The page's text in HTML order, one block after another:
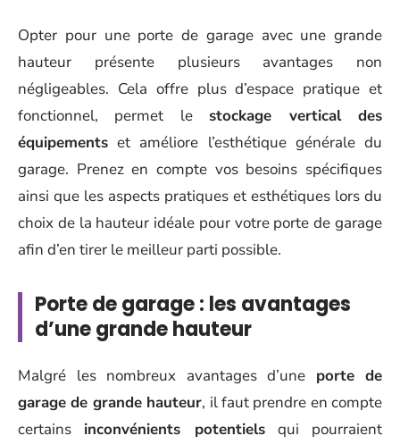
Opter pour une porte de garage avec une grande
hauteur présente plusieurs avantages non
négligeables. Cela offre plus d’espace pratique et
fonctionnel, permet le stockage vertical des
équipements et améliore l’esthétique générale du
garage. Prenez en compte vos besoins spécifiques
ainsi que les aspects pratiques et esthétiques lors du
choix de la hauteur idéale pour votre porte de garage
afin d’en tirer le meilleur parti possible.
Porte de garage : les avantages
d’une grande hauteur
Malgré les nombreux avantages d’une porte de
garage de grande hauteur, il faut prendre en compte
certains inconvénients potentielsqui pourraient